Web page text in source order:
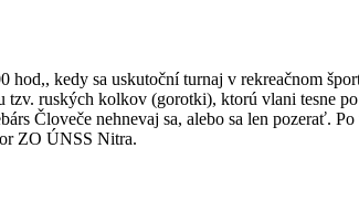
kedy sa uskutoční turnaj v rekreačnom
ruských kolkov (gorotki), ktorú vlani tesne
Človeče nehnevaj sa, alebo sa len pozerať.
ZO ÚNSS Nitra.